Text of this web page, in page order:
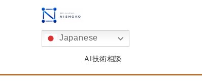
Japanese
AI技術相談